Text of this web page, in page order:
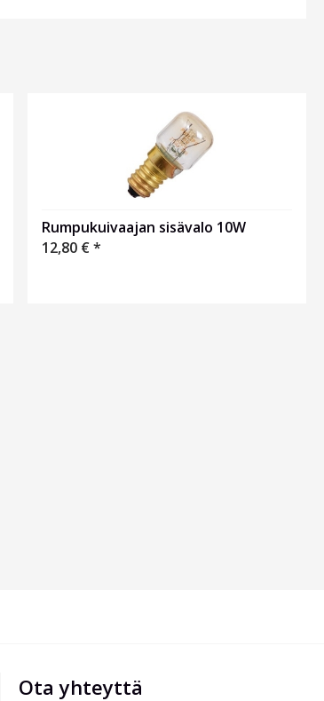
Rumpukuivaajan sisävalo 10W
12,80 €*
Ota yhteyttä